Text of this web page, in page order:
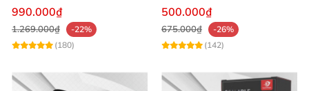
tỏa sinh lý cho nam giới
990.000₫
1.269.000₫
-22%
(180)
độ massage mạnh mẽ kích
500.000₫
675.000₫
-26%
(142)